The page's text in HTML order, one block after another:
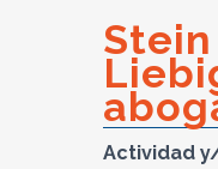
Actividad